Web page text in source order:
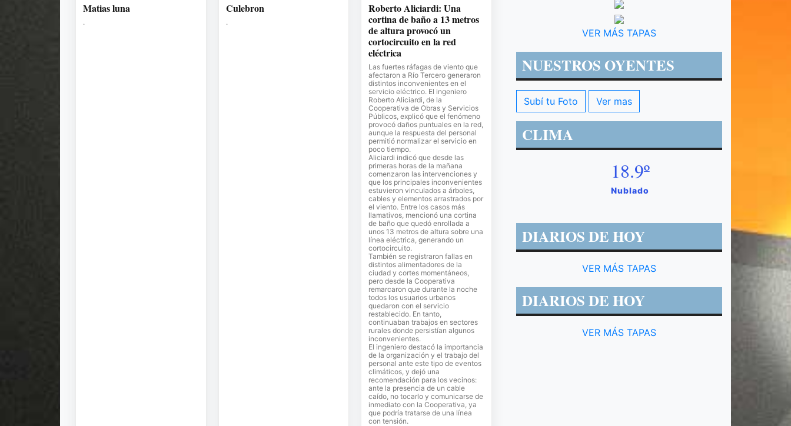
Matias luna
.
Culebron
.
Roberto Aliciardi: Una
cortina de baño a 13 metros
de altura provocó un
cortocircuito en la red
eléctrica
Las fuertes ráfagas de viento que
afectaron a Río Tercero generaron
distintos inconvenientes en el
servicio eléctrico. El ingeniero
Roberto Aliciardi, de la
Cooperativa de Obras y Servicios
Públicos, explicó que el fenómeno
provocó daños puntuales en la red,
aunque la respuesta del personal
permitió normalizar el servicio en
poco tiempo.
Aliciardi indicó que desde las
primeras horas de la mañana
comenzaron las intervenciones y
que los principales inconvenientes
estuvieron vinculados a árboles,
cables y elementos arrastrados por
el viento. Entre los casos más
llamativos, mencionó una cortina
de baño que quedó enrollada a
unos 13 metros de altura sobre una
línea eléctrica, generando un
cortocircuito.
También se registraron fallas en
distintos alimentadores de la
ciudad y cortes momentáneos,
pero desde la Cooperativa
remarcaron que durante la noche
todos los usuarios urbanos
quedaron con el servicio
restablecido. En tanto,
continuaban trabajos en sectores
rurales donde persistían algunos
inconvenientes.
El ingeniero destacó la importancia
de la organización y el trabajo del
personal ante este tipo de eventos
climáticos, y dejó una
recomendación para los vecinos:
ante la presencia de un cable
caído, no tocarlo y comunicarse de
inmediato con la Cooperativa, ya
que podría tratarse de una línea
con tensión.
VER MÁS TAPAS
NUESTROS OYENTES
Subí tu Foto Ver mas
CLIMA
18.9º
Nublado
DIARIOS DE HOY
VER MÁS TAPAS
DIARIOS DE HOY
VER MÁS TAPAS